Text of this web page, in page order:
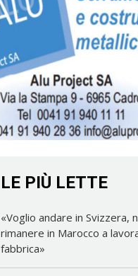
LE PIÙ LETTE
«Voglio andare in Svizzera,
rimanere in Marocco a
fabbrica»